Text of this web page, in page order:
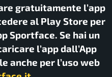
gratuitamente l’app
al Play Store per
Sportface. Se hai un
l’app dall’App
anche per l’uso web